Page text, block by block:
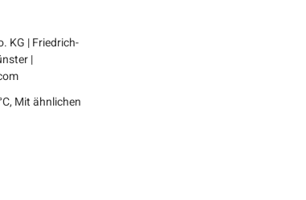
KG | Friedrich-
|
Mit ähnlichen